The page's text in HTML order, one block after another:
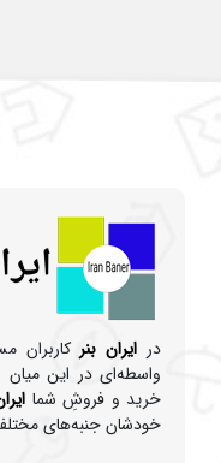
در ایران بنر کاربران
واسطه‌ای در این
خرید و فروشِ شما
خودشان جنبه‌های مختلف